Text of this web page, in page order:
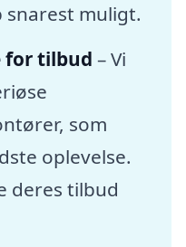
muligt.
for tilbud – Vi
som
oplevelse.
deres tilbud